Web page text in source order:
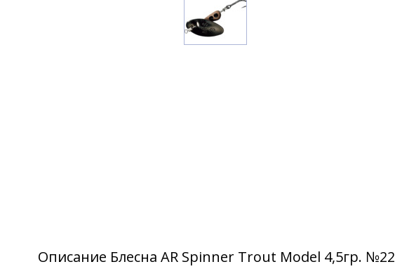
Описание Блесна AR Spinner Trout Model 4,5гр. №22